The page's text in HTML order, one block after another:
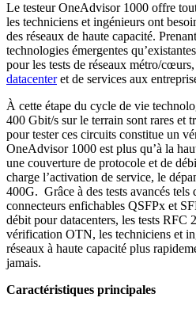
Le testeur OneAdvisor 1000 offre
les techniciens et ingénieurs ont
des réseaux de haute capacité.
technologies émergentes
pour les tests de réseaux métro/cœurs,
datacenteret de services aux
À cette étape du cycle de vie
400 Gbit/s sur le terrain sont rares et
pour tester ces circuits constitue un
OneAdvisor 1000 est plus qu’à la
une couverture de protocole et de
charge l’activation de service, le
400G. Grâce à des tests avancés tels
connecteurs enfichables QSFPx et
débit pour datacenters, les tests RFC
vérification OTN, les techniciens et
réseaux à haute capacité plus
jamais.
Caractéristiques principales